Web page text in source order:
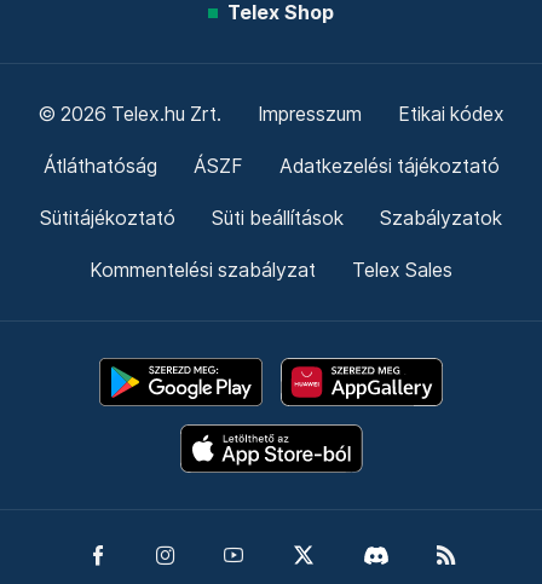
Telex Shop
© 2026 Telex.hu Zrt. Impresszum Etikai kódex
Átláthatóság ÁSZF Adatkezelési tájékoztató
Sütitájékoztató Süti beállítások Szabályzatok
Kommentelési szabályzat Telex Sales